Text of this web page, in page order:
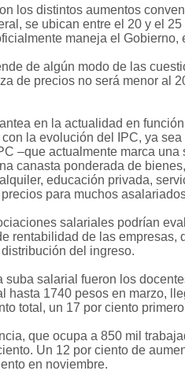
los distintos aumentos
se ubican entre el 20 y el
maneja el Gobierno,
de algún modo de las
de precios no será menor al
en la actualidad en
la evolución del IPC, ya
–que actualmente marca una
canasta ponderada de
educación privada,
para muchos
salariales podrían
rentabilidad de las empresas,
del ingreso.
suba salarial fueron los
hasta 1740 pesos en marzo,
total, un 17 por ciento
que ocupa a 850 mil
Un 12 por ciento de
en noviembre.